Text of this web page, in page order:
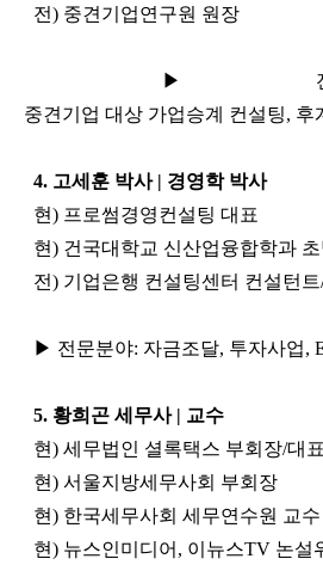
전) 중견기업연구원 원장
▶ 전문분
중견기업 대상 가업승계 컨설팅, 후
4. 고세훈 박사 | 경영학 박사
현) 프로썸경영컨설팅 대표
현) 건국대학교 신산업융합학과
전) 기업은행 컨설팅센터 컨설턴
▶ 전문분야: 자금조달, 투자사업,
5. 황희곤 세무사 | 교수
현) 세무법인 셜록택스 부회장/대
현) 서울지방세무사회 부회장
현) 한국세무사회 세무연수원 교수
현) 뉴스인미디어, 이뉴스TV 논설